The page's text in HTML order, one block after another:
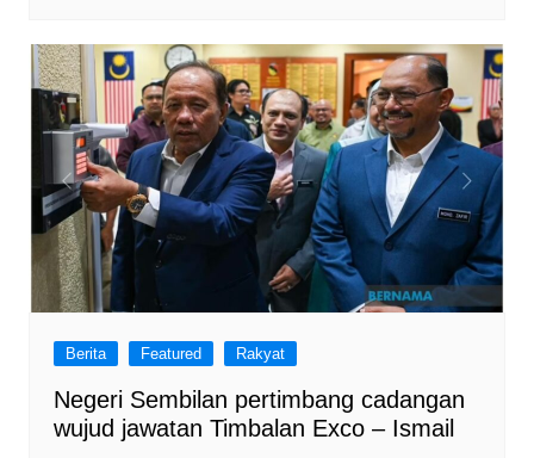
Berita Featured Rakyat
Negeri Sembilan pertimbang cadangan
wujud jawatan Timbalan Exco – Ismail